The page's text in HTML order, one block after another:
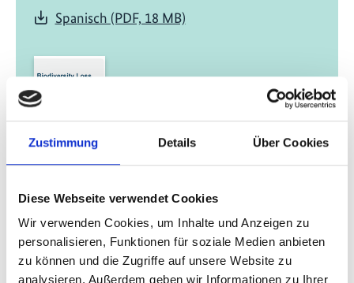
Zustimmung Details Über Cookies
Diese Webseite verwendet Cookies
Wir verwenden Cookies, um Inhalte und Anzeigen zu
personalisieren, Funktionen für soziale Medien anbieten
zu können und die Zugriffe auf unsere Website zu
analysieren. Außerdem geben wir Informationen zu Ihrer
Spanisch (PDF, 18 MB)
10/ 2024
are also a gender issue
Englisch (PPTX, 12 MB)
Spanisch (PPTX, 12 MB)